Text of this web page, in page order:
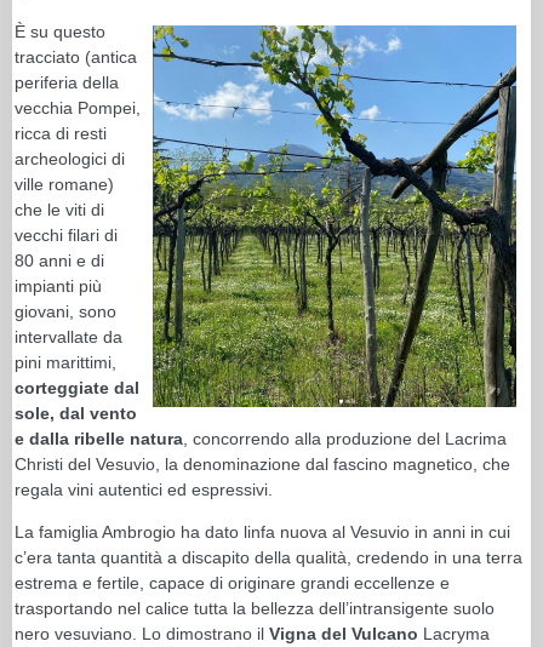
È su questo
tracciato (antica
periferia della
vecchia Pompei,
ricca di resti
archeologici di
ville romane)
che le viti di
vecchi filari di
80 anni e di
impianti più
giovani, sono
intervallate da
pini marittimi,
corteggiate dal
sole, dal vento
e dalla ribelle natura , concorrendo alla produzione del Lacrima
Christi del Vesuvio, la denominazione dal fascino magnetico, che
regala vini autentici ed espressivi.
La famiglia Ambrogio ha dato linfa nuova al Vesuvio in anni in cui
c’era tanta quantità a discapito della qualità, credendo in una terra
estrema e fertile, capace di originare grandi eccellenze e
trasportando nel calice tutta la bellezza dell’intransigente suolo
nero vesuviano. Lo dimostrano il Vigna del Vulcano Lacryma